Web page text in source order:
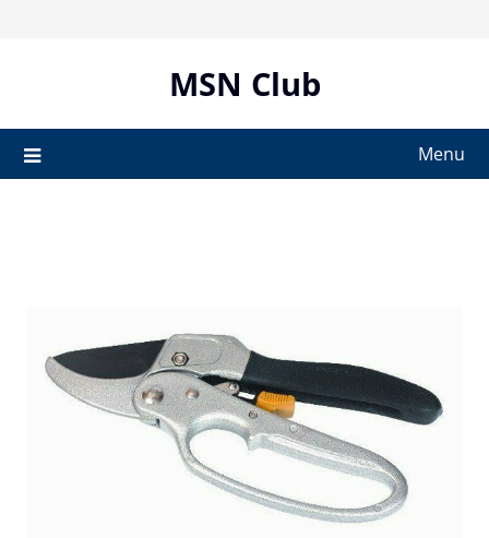
MSN Club
Menu